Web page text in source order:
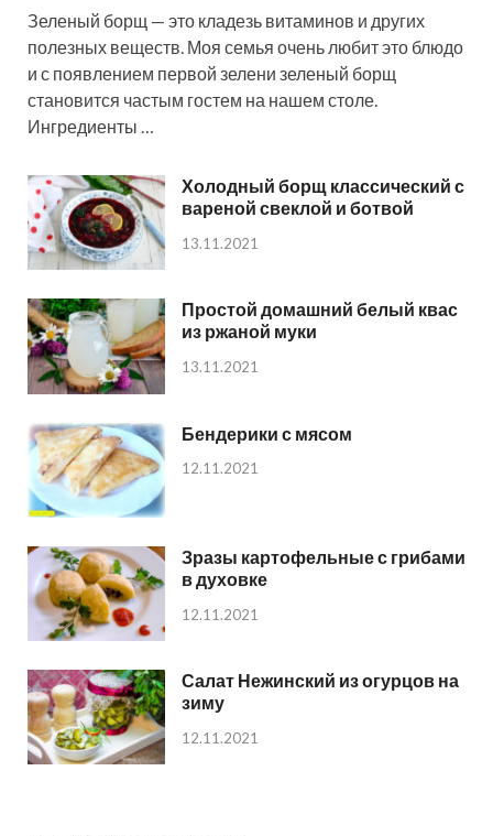
Зеленый борщ — это кладезь витаминов и других
полезных веществ. Моя семья очень любит это блюдо
и с появлением первой зелени зеленый борщ
становится частым гостем на нашем столе.
Ингредиенты …
Холодный борщ классический с
вареной свеклой и ботвой
13.11.2021
Простой домашний белый квас
из ржаной муки
13.11.2021
Бендерики с мясом
12.11.2021
Зразы картофельные с грибами
в духовке
12.11.2021
Салат Нежинский из огурцов на
зиму
12.11.2021